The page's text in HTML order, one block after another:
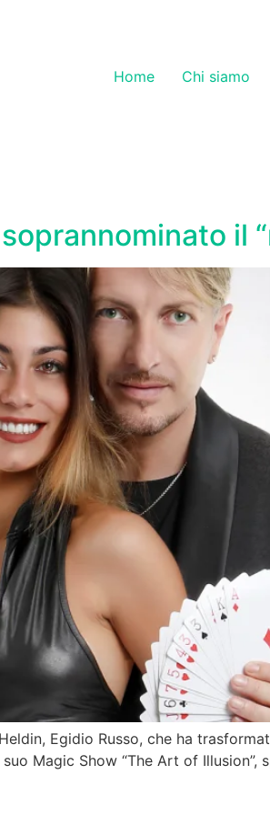
Home
Chi siamo
il
Egidio Russo, che ha
Magic Show “The Art of